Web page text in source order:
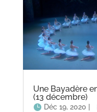
Une Bayadère
(13 décembre)
Déc 19, 2020 |